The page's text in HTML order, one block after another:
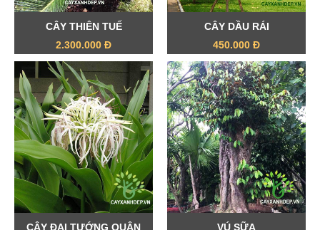
CÂY THIÊN TUẾ
2.300.000 Đ
CÂY DẦU RÁI
450.000 Đ
CÂY ĐẠI TƯỚNG QUÂN
VÚ SỮA